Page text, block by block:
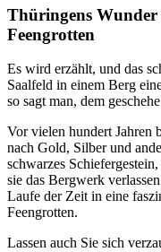
Thüringens Wunder
Feengrotten
Es wird erzählt, und das
Saalfeld in einem Berg
so sagt man, dem
Vor vielen hundert Jahren
nach Gold, Silber und
schwarzes
sie das Bergwerk
Laufe der Zeit in eine
Feengrotten.
Lassen auch Sie sich